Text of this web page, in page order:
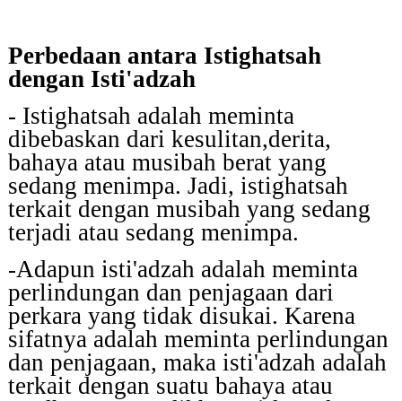
Perbedaan antara Istighatsah
dengan Isti'adzah
- Istighatsah adalah meminta
dibebaskan dari kesulitan,derita,
bahaya atau musibah berat yang
sedang menimpa. Jadi, istighatsah
terkait dengan musibah yang sedang
terjadi atau sedang menimpa.
-Adapun isti'adzah adalah meminta
perlindungan dan penjagaan dari
perkara yang tidak disukai. Karena
sifatnya adalah meminta perlindungan
dan penjagaan, maka isti'adzah adalah
terkait dengan suatu bahaya atau